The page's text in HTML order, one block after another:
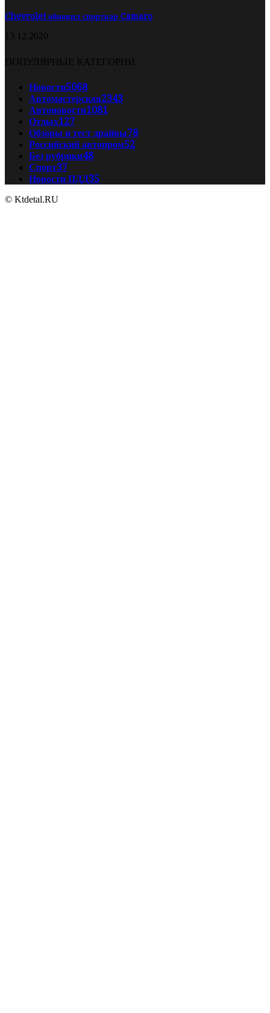
Chevrolet обновил спорткар Camaro
13.12.2020
ПОПУЛЯРНЫЕ КАТЕГОРИИ
Новости5068
Автомастерская2343
Автоновости1081
Отдых127
Обзоры и тест драйвы78
Российский автопром52
Без рубрики48
Спорт37
Новости ПДД35
© Ktdetal.RU